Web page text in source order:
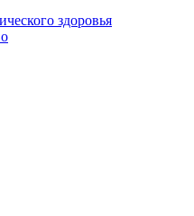
здоровья